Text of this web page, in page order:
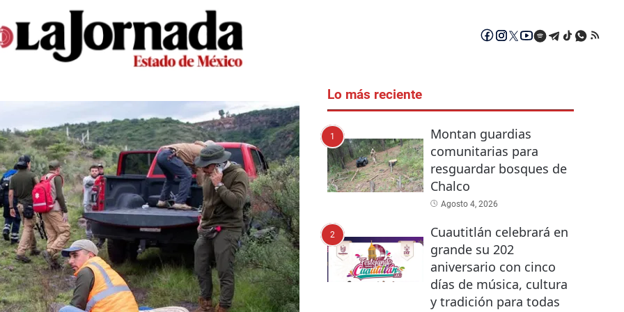
Lo más reciente
1
Montan guardias
comunitarias para
resguardar bosques de
Chalco
Agosto 4, 2026
2
Cuautitlán celebrará en
grande su 202
aniversario con cinco
días de música, cultura
y tradición para todas